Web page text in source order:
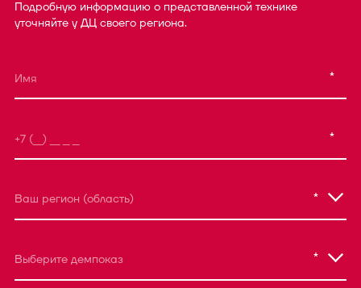
Подробную информацию о представленной технике
уточняйте у ДЦ своего региона.
*
*
Ваш регион (область) *
Выберите демпоказ *